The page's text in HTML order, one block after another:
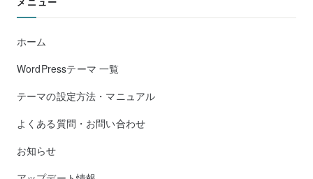
ホーム
WordPressテーマ 一覧
テーマの設定方法・マニュアル
よくある質問・お問い合わせ
お知らせ